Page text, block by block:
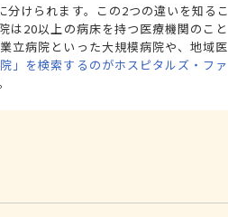
けられます。この2つの違いを知るこ
は20以上の病床を持つ医療機関のこと
立病院といった大規模病院や、地域医
院」を検索するのがホスピタルズ・ファ